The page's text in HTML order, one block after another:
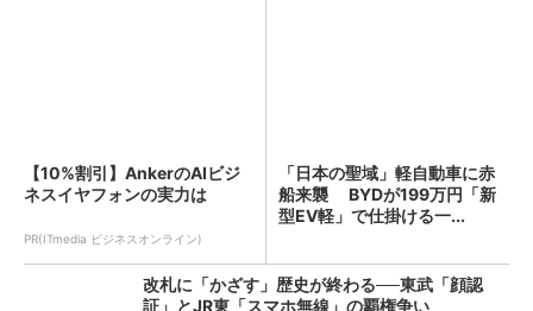
【10%割引】AnkerのAIビジ
ネスイヤフォンの実力は
PR(ITmedia ビジネスオンライン)
「日本の聖域」軽自動車に赤
船来襲 BYDが199万円「新
型EV軽」で仕掛ける一...
改札に「かざす」歴史が終わる──東武「顔認
証」とJR東「スマホ無線」の覇権争い